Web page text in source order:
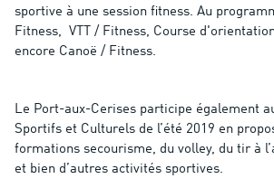
sportive à une session fitness. Au
Fitness, VTT / Fitness, Course
encore Canoë / Fitness.
Le Port-aux-Cerises participe également
Sportifs et Culturels de l’été 2019 en
formations secourisme, du volley, du tir à
et bien d’autres activités sportives.